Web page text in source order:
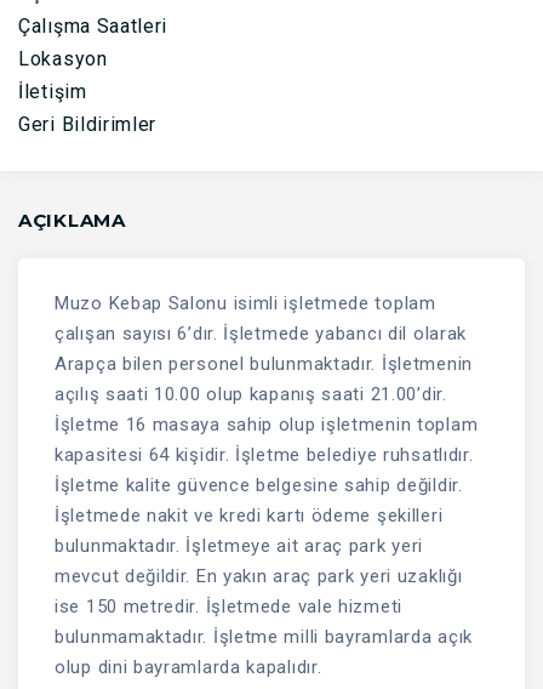
Çalışma Saatleri
Lokasyon
İletişim
Geri Bildirimler
AÇIKLAMA
Muzo Kebap Salonu isimli işletmede toplam
çalışan sayısı 6’dır. İşletmede yabancı dil olarak
Arapça bilen personel bulunmaktadır. İşletmenin
açılış saati 10.00 olup kapanış saati 21.00’dir.
İşletme 16 masaya sahip olup işletmenin toplam
kapasitesi 64 kişidir. İşletme belediye ruhsatlıdır.
İşletme kalite güvence belgesine sahip değildir.
İşletmede nakit ve kredi kartı ödeme şekilleri
bulunmaktadır. İşletmeye ait araç park yeri
mevcut değildir. En yakın araç park yeri uzaklığı
ise 150 metredir. İşletmede vale hizmeti
bulunmamaktadır. İşletme milli bayramlarda açık
olup dini bayramlarda kapalıdır.